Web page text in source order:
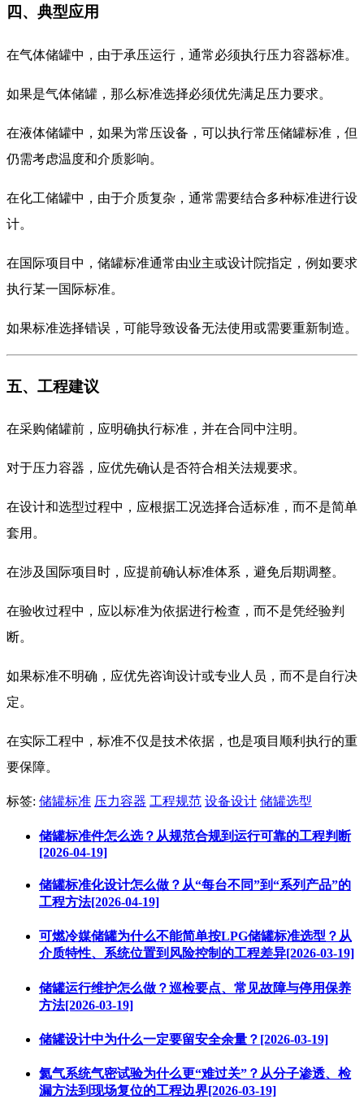
四、典型应用
在气体储罐中，由于承压运行，通常必须执行压力容器标准。
如果是气体储罐，那么标准选择必须优先满足压力要求。
在液体储罐中，如果为常压设备，可以执行常压储罐标准，但
仍需考虑温度和介质影响。
在化工储罐中，由于介质复杂，通常需要结合多种标准进行设
计。
在国际项目中，储罐标准通常由业主或设计院指定，例如要求
执行某一国际标准。
如果标准选择错误，可能导致设备无法使用或需要重新制造。
五、工程建议
在采购储罐前，应明确执行标准，并在合同中注明。
对于压力容器，应优先确认是否符合相关法规要求。
在设计和选型过程中，应根据工况选择合适标准，而不是简单
套用。
在涉及国际项目时，应提前确认标准体系，避免后期调整。
在验收过程中，应以标准为依据进行检查，而不是凭经验判
断。
如果标准不明确，应优先咨询设计或专业人员，而不是自行决
定。
在实际工程中，标准不仅是技术依据，也是项目顺利执行的重
要保障。
标签: 储罐标准 压力容器 工程规范 设备设计 储罐选型
储罐标准件怎么选？从规范合规到运行可靠的工程判断
[2026-04-19]
储罐标准化设计怎么做？从“每台不同”到“系列产品”的
工程方法[2026-04-19]
可燃冷媒储罐为什么不能简单按LPG储罐标准选型？从
介质特性、系统位置到风险控制的工程差异[2026-03-19]
储罐运行维护怎么做？巡检要点、常见故障与停用保养
方法[2026-03-19]
储罐设计中为什么一定要留安全余量？[2026-03-19]
氦气系统气密试验为什么更“难过关”？从分子渗透、检
漏方法到现场复位的工程边界[2026-03-19]